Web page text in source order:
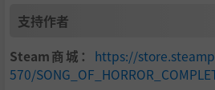
支持作者
Steam商城： https://
570/